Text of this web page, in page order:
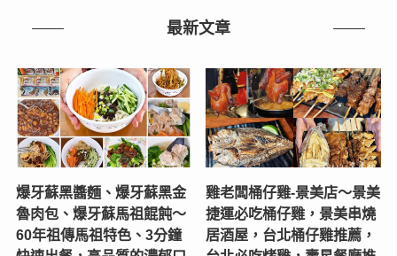
最新文章
爆牙蘇黑醬麵、爆牙蘇黑金
魯肉包、爆牙蘇馬祖餛飩～
60年祖傳馬祖特色、3分鐘
雞老闆桶仔雞-景美店〜景美
捷運必吃桶仔雞，景美串燒
居酒屋，台北桶仔雞推薦，